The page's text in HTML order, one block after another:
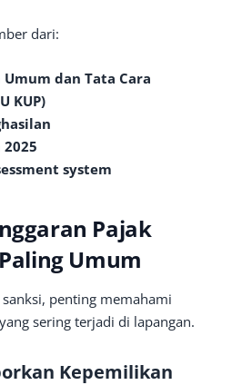
dari:
dan Tata Cara
KUP)
2025
system
Pajak
Umum
penting memahami
sering terjadi di lapangan.
Kepemilikan